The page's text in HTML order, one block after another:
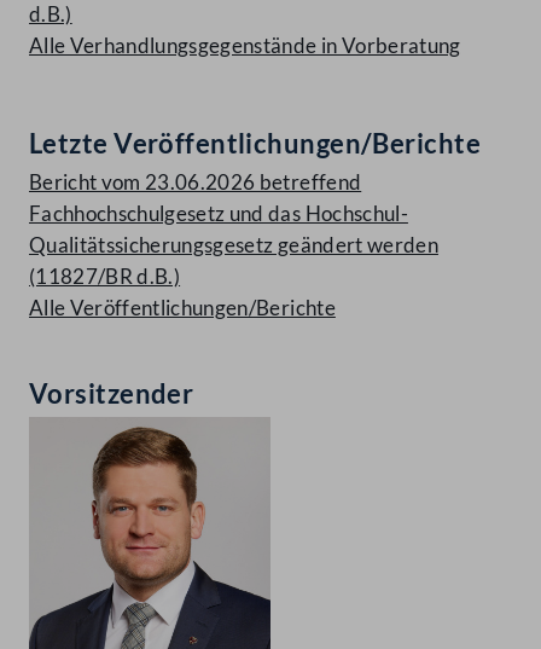
d.B.)
Alle Verhandlungsgegenstände in Vorberatung
Letzte Veröffentlichungen/Berichte
Bericht vom 23.06.2026 betreffend
Fachhochschulgesetz und das Hochschul-
Qualitätssicherungsgesetz geändert werden
(11827/BR d.B.)
Alle Veröffentlichungen/Berichte
Vorsitzender